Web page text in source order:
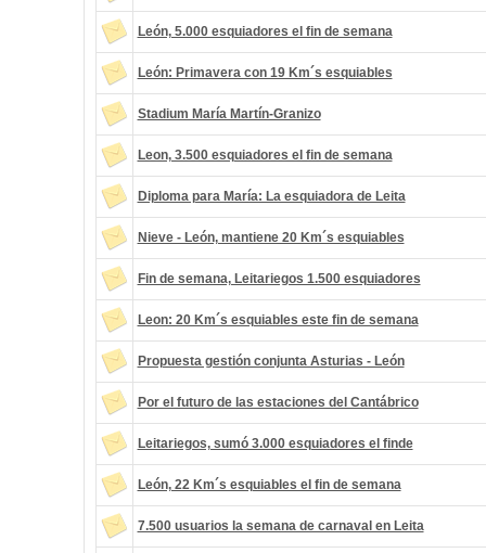
León, 5.000 esquiadores el fin de semana
León: Primavera con 19 Km´s esquiables
Stadium María Martín-Granizo
Leon, 3.500 esquiadores el fin de semana
Diploma para María: La esquiadora de Leita
Nieve - León, mantiene 20 Km´s esquiables
Fin de semana, Leitariegos 1.500 esquiadores
Leon: 20 Km´s esquiables este fin de semana
Propuesta gestión conjunta Asturias - León
Por el futuro de las estaciones del Cantábrico
Leitariegos, sumó 3.000 esquiadores el finde
León, 22 Km´s esquiables el fin de semana
7.500 usuarios la semana de carnaval en Leita